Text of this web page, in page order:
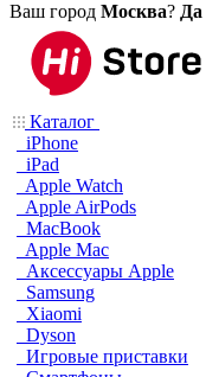
Ваш город Москва? Да
Каталог
iPhone
iPad
Apple Watch
Apple AirPods
MacBook
Apple Mac
Аксессуары Apple
Samsung
Xiaomi
Dyson
Игровые приставки